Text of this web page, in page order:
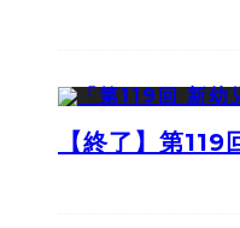
【終了】第